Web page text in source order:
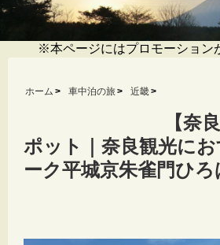
※本ページにはプロモーション
ホーム 車中泊の旅 近畿
【奈
ポット｜奈良観光に
ーク平城京朱雀門ひろ